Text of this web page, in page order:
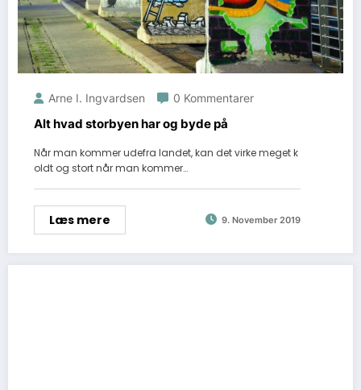
Arne I. Ingvardsen 0 Kommentarer
Alt hvad storbyen har og byde på
Når man kommer udefra landet, kan det virke meget k
oldt og stort når man kommer…
Læs mere 9. November 2019